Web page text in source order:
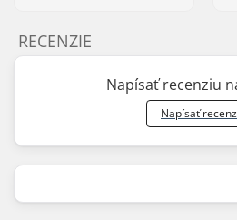
RECENZIE
Napísať recenziu
Napísať